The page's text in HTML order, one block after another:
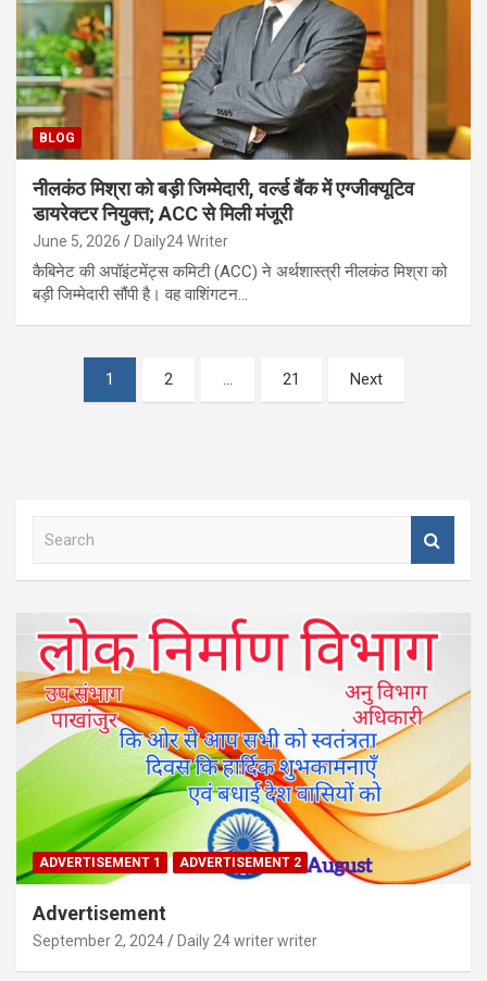
BLOG
नीलकंठ मिश्रा को बड़ी जिम्मेदारी, वर्ल्ड बैंक में एग्जीक्यूटिव
डायरेक्टर नियुक्त; ACC से मिली मंजूरी
June 5, 2026 Daily24 Writer
कैबिनेट की अपॉइंटमेंट्स कमिटी (ACC) ने अर्थशास्त्री नीलकंठ मिश्रा को
बड़ी जिम्मेदारी सौंपी है। वह वाशिंगटन…
pagination
1 2 … 21 Next
h
ADVERTISEMENT 1 ADVERTISEMENT 2
Advertisement
September 2, 2024 Daily 24 writer writer